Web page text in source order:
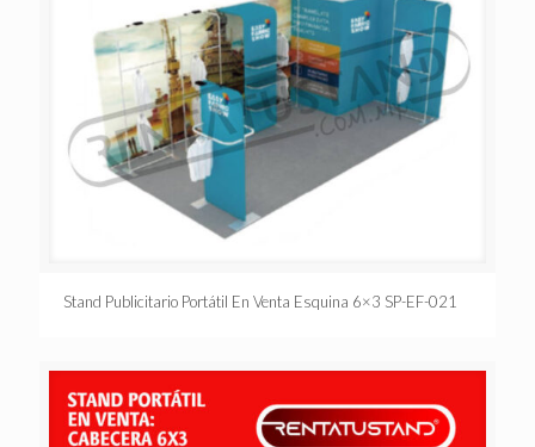
Stand Publicitario Portátil En Venta Esquina 6×3 SP-EF-021